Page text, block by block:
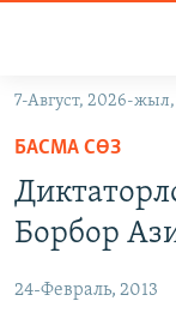
Навигацияга
өтүңүз
Издөөгө
салыңызКЫРГЫЗСТАН
ЭКОНОМИКА
ДҮЙНӨ
БОРБОР АЗИЯ
УКРАИНА
АТАЙЫН
7-Август, 2026-
БАСМА СӨЗ
Борбор
24-Февраль, 2013